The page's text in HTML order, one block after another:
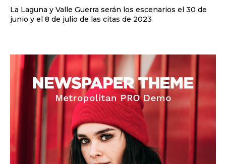
La Laguna y Valle Guerra serán los escenarios el 30 de
junio y el 8 de julio de las citas de 2023